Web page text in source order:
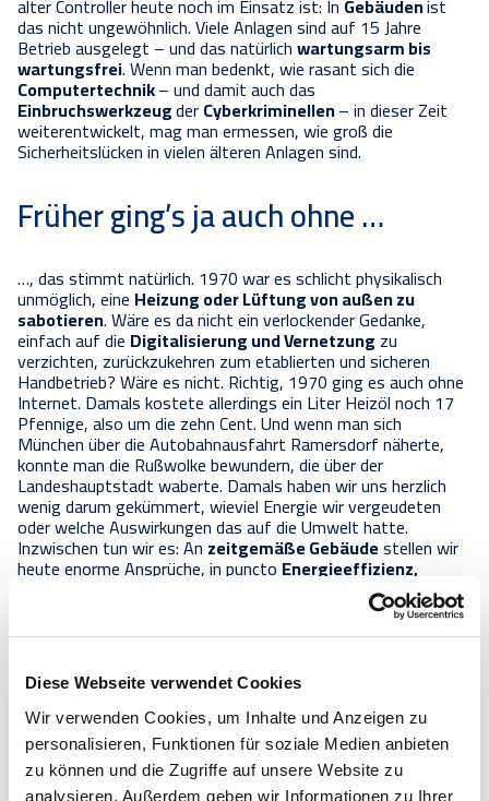
Diese Webseite verwendet Cookies
Wir verwenden Cookies, um Inhalte und Anzeigen zu
personalisieren, Funktionen für soziale Medien anbieten
zu können und die Zugriffe auf unsere Website zu
analysieren. Außerdem geben wir Informationen zu Ihrer
das nicht ungewöhnlich. Viele Anlagen sind auf 15 Jahre
Betrieb ausgelegt – und das natürlichwartungsarm bis
wartungsfrei. Wenn man bedenkt, wie rasant sich die
Computertechnik– und damit auch das
EinbruchswerkzeugderCyberkriminellen– in dieser Zeit
weiterentwickelt, mag man ermessen, wie groß die
Sicherheitslücken in vielen älteren Anlagen sind.
Früher ging’s ja auch ohne …
…, das stimmt natürlich. 1970 war es schlicht physikalisch
unmöglich, eine Heizung oder Lüftung von außen zu
sabotieren. Wäre es da nicht ein verlockender Gedanke,
einfach auf die Digitalisierung und Vernetzung zu
verzichten, zurückzukehren zum etablierten und sicheren
Handbetrieb? Wäre es nicht. Richtig, 1970 ging es auch ohne
Internet. Damals kostete allerdings ein Liter Heizöl noch 17
Pfennige, also um die zehn Cent. Und wenn man sich
München über die Autobahnausfahrt Ramersdorf näherte,
konnte man die Rußwolke bewundern, die über der
Landeshauptstadt waberte. Damals haben wir uns herzlich
wenig darum gekümmert, wieviel Energie wir vergeudeten
oder welche Auswirkungen das auf die Umwelt hatte.
Inzwischen tun wir es: An zeitgemäße Gebäudestellen wir
heute enorme Ansprüche, in puncto Energieeffizienz,
– Ansprüche, die eben nur mit
digitalisierten und intelligenten Gebäudeinfrastrukturen
zu erfüllen sind.
Heute geht’s eben nicht mehr
ohne …
… und niemand würde die Internet-Verbindung seines PCs